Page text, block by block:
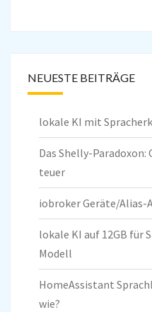
NEUESTE BEITRÄGE
lokale KI mit
Das Shelly-Paradoxon:
teuer
iobroker Geräte/Alias-
lokale KI auf 12GB für
Modell
HomeAssistant
wie?